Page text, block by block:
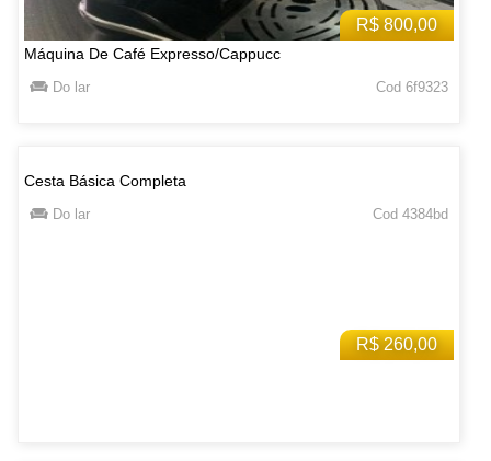
R$ 800,00
Máquina De Café Expresso/Cappucc
Do lar Cod 6f9323
R$ 260,00
Cesta Básica Completa
Do lar Cod 4384bd